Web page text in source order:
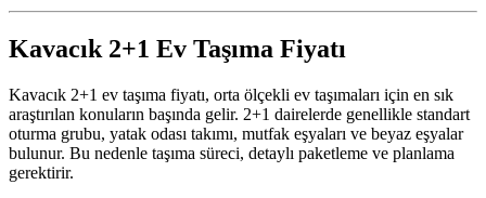
Kavacık 2+1 Ev Taşıma Fiyatı
Kavacık 2+1 ev taşıma fiyatı, orta ölçekli ev taşımaları için en sık
araştırılan konuların başında gelir. 2+1 dairelerde genellikle standart
oturma grubu, yatak odası takımı, mutfak eşyaları ve beyaz eşyalar
bulunur. Bu nedenle taşıma süreci, detaylı paketleme ve planlama
gerektirir.